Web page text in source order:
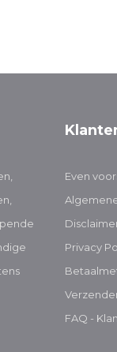
Even
Privacy
FAQ -